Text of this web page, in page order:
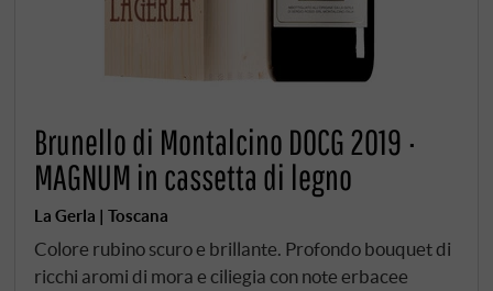
Brunello di Montalcino DOCG 2019 ·
MAGNUM in cassetta di legno
La Gerla | Toscana
Colore rubino scuro e brillante. Profondo bouquet di
ricchi aromi di mora e ciliegia con note erbacee